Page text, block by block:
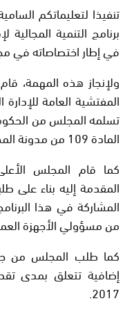
تنفيذا لتعليماتكم
برنامج التنمية
في إطار اختصاصاته في
ولإنجاز هذه المهمة،
المفتشية العامة للإدارة
المادة 109 من مدونة المحاكم المالية.
كما قام المجلس
المقدمة إليه بناء على
المشاركة في هذا
من مسؤولي الأجهزة
كما طلب المجلس من
إضافية تتعلق بمدى
2017.